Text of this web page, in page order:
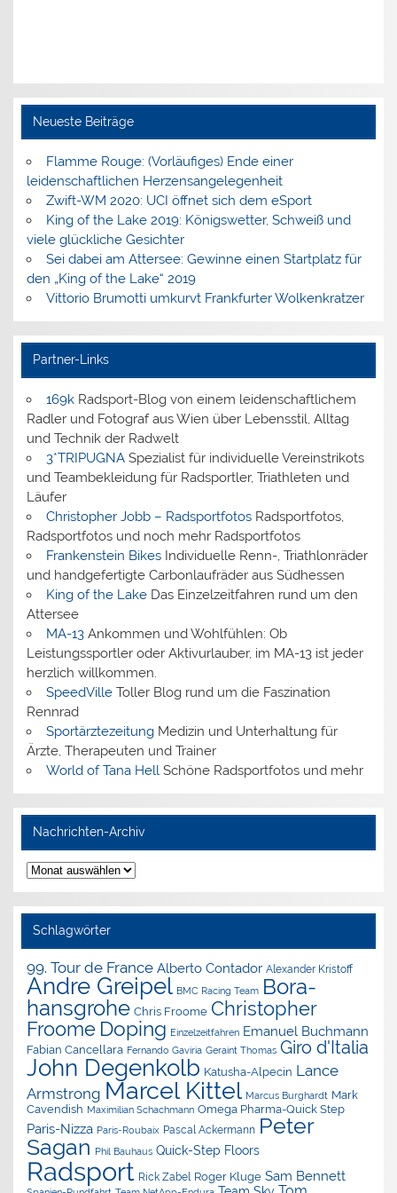
Neueste Beiträge
Flamme Rouge: (Vorläufiges) Ende einer
leidenschaftlichen Herzensangelegenheit
Zwift-WM 2020: UCI öffnet sich dem eSport
King of the Lake 2019: Königswetter, Schweiß und
viele glückliche Gesichter
Sei dabei am Attersee: Gewinne einen Startplatz für
den „King of the Lake“ 2019
Vittorio Brumotti umkurvt Frankfurter Wolkenkratzer
Partner-Links
169kRadsport-Blog von einem leidenschaftlichem
Radler und Fotograf aus Wien über Lebensstil, Alltag
und Technik der Radwelt
3*TRIPUGNASpezialist für individuelle Vereinstrikots
und Teambekleidung für Radsportler, Triathleten und
Läufer
Christopher Jobb – RadsportfotosRadsportfotos,
Radsportfotos und noch mehr Radsportfotos
Frankenstein BikesIndividuelle Renn-, Triathlonräder
und handgefertigte Carbonlaufräder aus Südhessen
King of the LakeDas Einzelzeitfahren rund um den
Attersee
MA-13Ankommen und Wohlfühlen: Ob
Leistungssportler oder Aktivurlauber, im MA-13 ist jeder
herzlich willkommen.
SpeedVilleToller Blog rund um die Faszination
Rennrad
SportärztezeitungMedizin und Unterhaltung für
Ärzte, Therapeuten und Trainer
World of Tana HellSchöne Radsportfotos und mehr
Nachrichten-Archiv
Nachrichten-
Archiv
Schlagwörter
99. Tour de France Alberto Contador Alexander Kristoff
Andre Greipel BMC Racing Team Bora-
hansgrohe Chris Froome Christopher
Froome Doping Einzelzeitfahren Emanuel Buchmann
Fabian Cancellara Fernando Gaviria Geraint Thomas Giro d'Italia
John Degenkolb Katusha-Alpecin Lance
Armstrong Marcel Kittel Marcus Burghardt Mark
Cavendish Maximilian Schachmann Omega Pharma-Quick Step
Paris-Nizza Paris-Roubaix Pascal Ackermann Peter
Sagan Phil Bauhaus Quick-Step Floors
Radsport Rick Zabel Roger Kluge Sam Bennett